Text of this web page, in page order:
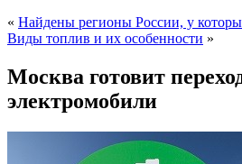
« Найдены регионы России, у
Виды топлив и их особенности »
Москва готовит
электромобили